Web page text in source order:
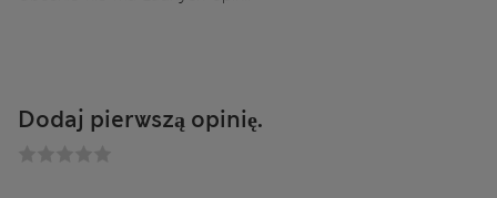
Dodaj pierwszą opinię.